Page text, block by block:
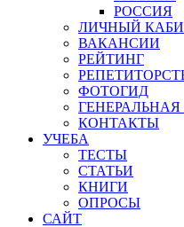
РОССИЯ
ЛИЧНЫЙ
ВАКАНСИИ
РЕЙТИНГ
ФОТОГИД
КОНТАКТЫ
УЧЕБА
ТЕСТЫ
СТАТЬИ
КНИГИ
ОПРОСЫ
САЙТ